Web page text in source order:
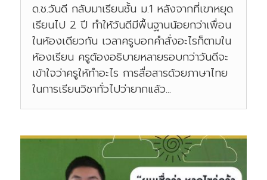
ด.ช.วันดี กลับมาเรียนชั้น ม.1 หลังจากที่เขาหยุด
เรียนไป 2 ปี ทำให้วันดีมีพื้นฐานน้อยกว่าเพื่อน
ในห้องเดียวกัน เวลาครูบอกคำสั่งอะไรก็ตามใน
ห้องเรียน ครูต้องอธิบายหลายรอบกว่าวันดีจะ
เข้าใจว่าครูให้ทำอะไร การสื่อสารด้วยภาษาไทย
ในการเรียนวิชาทั่วไปว่ายากแล้ว...